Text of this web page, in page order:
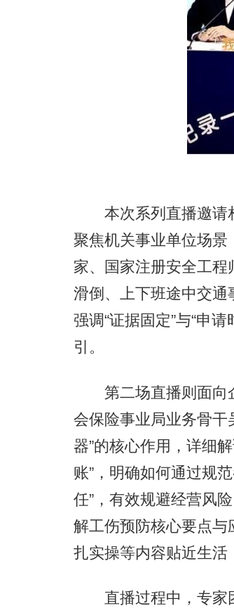
本次系列直播邀请相
聚焦机关事业单位场
家、国家注册安全工
滑倒、上下班途中交通
强调“证据固定”与“申
引。
第二场直播则面向企
会保险事业局业务骨干
器”的核心作用，详细
账”，明确如何通过规
任”，有效规避经营风
解工伤预防核心要点与
扎实操等内容贴近生活
直播过程中，专家团